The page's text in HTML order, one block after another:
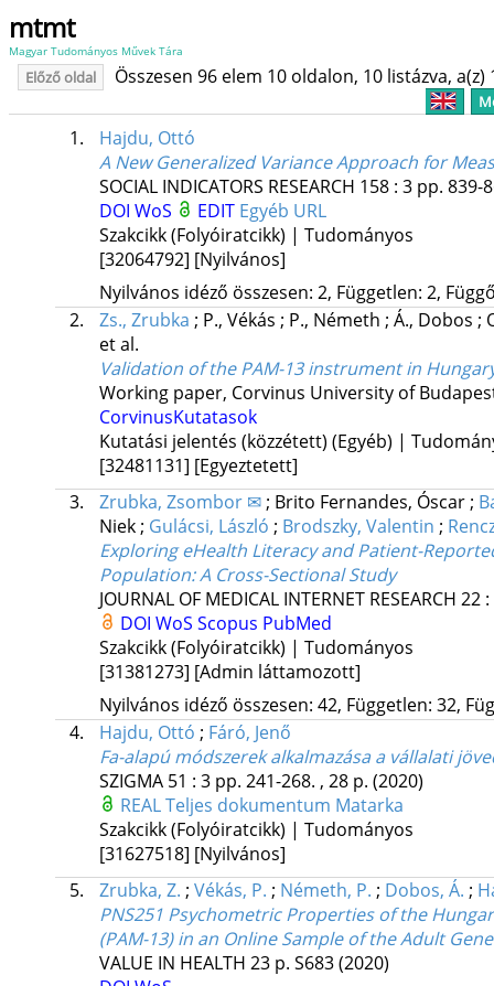
mtmt
Magyar Tudományos Művek Tára
Előző oldal Összesen 96 elem 10 oldalon, 10 listázva,
1.
Hajdu, Ottó
A New Generalized Variance Approach for
SOCIAL INDICATORS RESEARCH 158: 3 pp. 839-
DOI WoS EDIT Egyéb URL
Szakcikk (Folyóiratcikk) | Tudományos
[32064792] [Nyilvános]
Nyilvános idéző összesen: 2, Független: 2,
2.
Zs., Zrubka ; P., Vékás ; P., Németh ; Á., Dobos ;
et al.
Validation of the PAM-13 instrument in
Working paper, Corvinus University of
CorvinusKutatasok
Kutatási jelentés (közzétett) (Egyéb) |
[32481131] [Egyeztetett]
3.
Zrubka, Zsombor ✉; Brito Fernandes, Óscar;
Niek; Gulácsi, László ; Brodszky, Valentin ;
Exploring eHealth Literacy and Patient-
Population: A Cross-Sectional Study
JOURNAL OF MEDICAL INTERNET RESEARCH 22:
DOI WoS Scopus PubMed
Szakcikk (Folyóiratcikk) | Tudományos
[31381273] [Admin láttamozott]
Nyilvános idéző összesen: 42, Független: 32,
4.
Hajdu, Ottó ; Fáró, Jenő
Fa-alapú módszerek alkalmazása a vállalati
SZIGMA 51 : 3 pp. 241-268. , 28 p. (2020)
REALTeljes dokumentum Matarka
Szakcikk (Folyóiratcikk) | Tudományos
[31627518] [Nyilvános]
5.
Zrubka, Z. ; Vékás, P. ; Németh, P. ; Dobos, Á. ;
PNS251 Psychometric Properties of the
(PAM-13) in an Online Sample of the Adult
VALUE IN HEALTH 23 p. S683(2020)